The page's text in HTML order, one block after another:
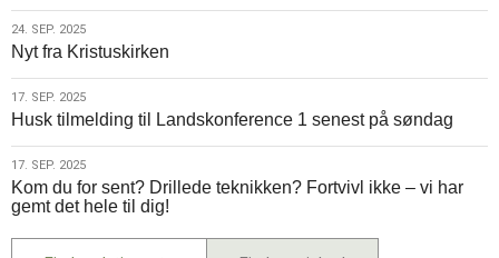
2025
24.
sep.
2025
24. SEP. 2025
Nyt fra Kristuskirken
17.
sep.
2025
17. SEP. 2025
Husk tilmelding til Landskonference 1 senest på søndag
17.
sep.
2025
17. SEP. 2025
Kom du for sent? Drillede teknikken? Fortvivl ikke – vi har
gemt det hele til dig!